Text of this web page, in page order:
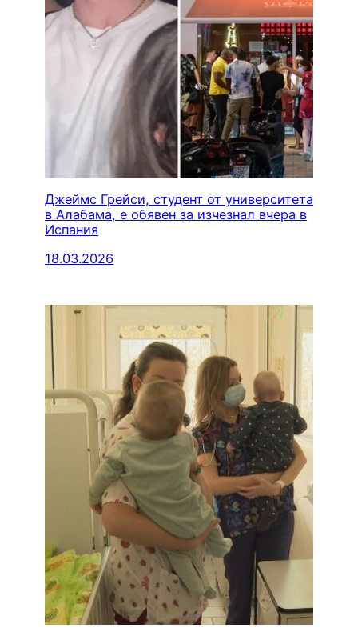
Джеймс Грейси, студент от университета
в Алабама, е обявен за изчезнал вчера в
Испания
18.03.2026